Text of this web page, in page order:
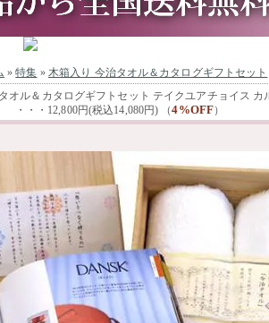
»特集 » 木箱入り 今治タオル＆カタログギフトセット
オル＆カタログギフトセット テイクユアチョイス カ
・・・12,800円(税込14,080円) （4%OFF）